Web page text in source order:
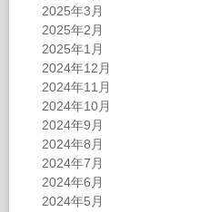
2025年3月
2025年2月
2025年1月
2024年12月
2024年11月
2024年10月
2024年9月
2024年8月
2024年7月
2024年6月
2024年5月